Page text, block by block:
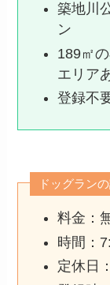
築地川
ン
189㎡
エリア
登録不
ドッグラン
料金：
時間：
定休日